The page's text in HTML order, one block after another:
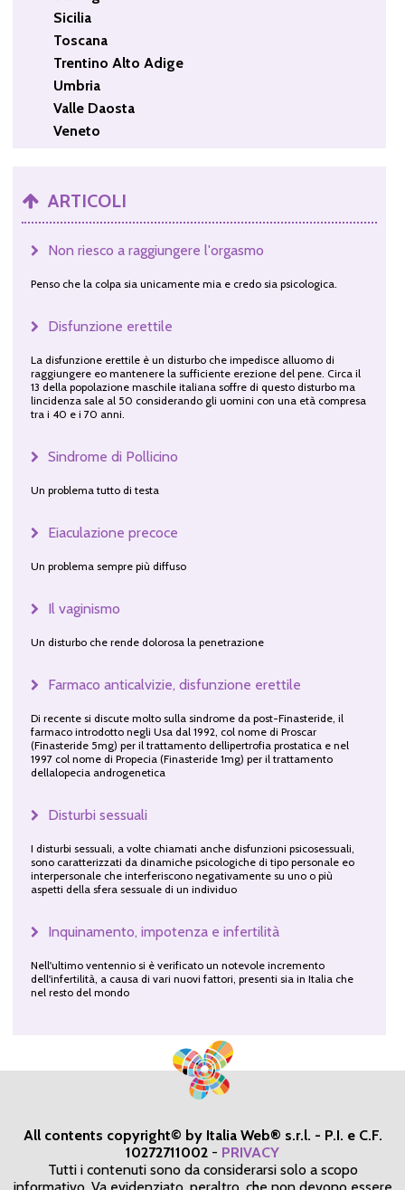
Sicilia
Toscana
Trentino Alto Adige
Umbria
Valle Daosta
Veneto
ARTICOLI
Non riesco a raggiungere l'orgasmo
Penso che la colpa sia unicamente mia e credo sia psicologica.
Disfunzione erettile
La disfunzione erettile è un disturbo che impedisce alluomo di
raggiungere eo mantenere la sufficiente erezione del pene. Circa il
13 della popolazione maschile italiana soffre di questo disturbo ma
lincidenza sale al 50 considerando gli uomini con una età compresa
tra i 40 e i 70 anni.
Sindrome di Pollicino
Un problema tutto di testa
Eiaculazione precoce
Un problema sempre più diffuso
Il vaginismo
Un disturbo che rende dolorosa la penetrazione
Farmaco anticalvizie, disfunzione erettile
Di recente si discute molto sulla sindrome da post-Finasteride, il
farmaco introdotto negli Usa dal 1992, col nome di Proscar
(Finasteride 5mg) per il trattamento dellipertrofia prostatica e nel
1997 col nome di Propecia (Finasteride 1mg) per il trattamento
dellalopecia androgenetica
Disturbi sessuali
I disturbi sessuali, a volte chiamati anche disfunzioni psicosessuali,
sono caratterizzati da dinamiche psicologiche di tipo personale eo
interpersonale che interferiscono negativamente su uno o più
aspetti della sfera sessuale di un individuo
Inquinamento, impotenza e infertilità
Nell'ultimo ventennio si è verificato un notevole incremento
dell'infertilità, a causa di vari nuovi fattori, presenti sia in Italia che
nel resto del mondo
All contents copyright© by Italia Web® s.r.l. - P.I. e C.F.
10272711002 - PRIVACY
Tutti i contenuti sono da considerarsi solo a scopo